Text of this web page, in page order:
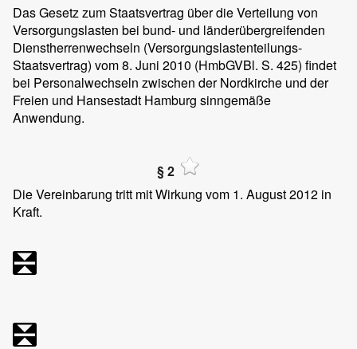
Das Gesetz zum Staatsvertrag über die Verteilung von
Versorgungslasten bei bund- und länderübergreifenden
Dienstherrenwechseln (Versorgungslastenteilungs-
Staatsvertrag) vom 8. Juni 2010 (HmbGVBl. S. 425) findet
bei Personalwechseln zwischen der Nordkirche und der
Freien und Hansestadt Hamburg sinngemäße
Anwendung.
§ 2
Die Vereinbarung tritt mit Wirkung vom 1. August 2012 in
Kraft.